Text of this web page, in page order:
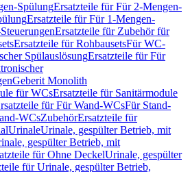
SpülungErsatzteile für Für 2-Mengen-
Ersatzteile für Für 1-Mengen-
Ersatzteile für Zubehör für
Ersatzteile für RohbausetsFür WC-
SpülauslösungErsatzteile für Für
Geberit Monolith
für WCsErsatzteile für Sanitärmodule
für Für Wand-WCsFür Stand-
WCsZubehörErsatzteile für
UrinaleUrinale, gespülter Betrieb, mit
gespülter Betrieb, mit
für Ohne DeckelUrinale, gespülter
für Urinale, gespülter Betrieb,